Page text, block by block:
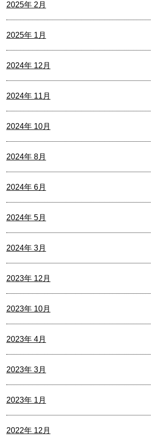
2025年 2月
2025年 1月
2024年 12月
2024年 11月
2024年 10月
2024年 8月
2024年 6月
2024年 5月
2024年 3月
2023年 12月
2023年 10月
2023年 4月
2023年 3月
2023年 1月
2022年 12月